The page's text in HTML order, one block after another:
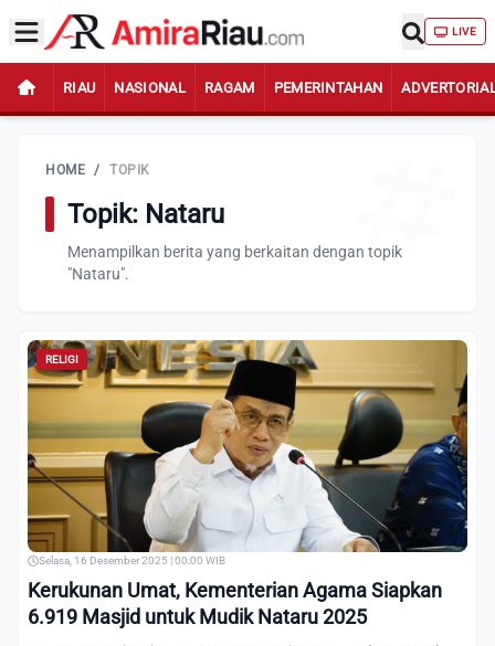
LIVE
RIAU NASIONAL RAGAM PEMERINTAHAN
HOME / TOPIK
Topik: Nataru
Menampilkan berita yang berkaitan dengan topik
"Nataru".
RELIGI
Selasa, 16 Desember 2025 | 00:00 WIB
Kerukunan Umat, Kementerian Agama Siapkan
6.919 Masjid untuk Mudik Nataru 2025